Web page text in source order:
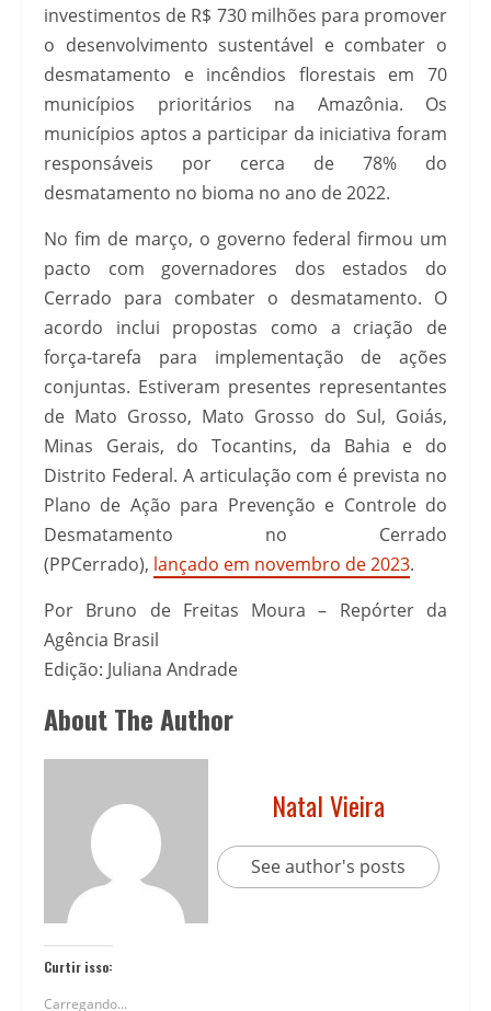
investimentos de R$ 730 milhões para promover
o desenvolvimento sustentável e combater o
desmatamento e incêndios florestais em 70
municípios prioritários na Amazônia. Os
municípios aptos a participar da iniciativa foram
responsáveis por cerca de 78% do
desmatamento no bioma no ano de 2022.
No fim de março, o governo federal firmou um
pacto com governadores dos estados do
Cerrado para combater o desmatamento. O
acordo inclui propostas como a criação de
força-tarefa para implementação de ações
conjuntas. Estiveram presentes representantes
de Mato Grosso, Mato Grosso do Sul, Goiás,
Minas Gerais, do Tocantins, da Bahia e do
Distrito Federal. A articulação com é prevista no
Plano de Ação para Prevenção e Controle do
Desmatamento no Cerrado
(PPCerrado), lançado em novembro de 2023.
Por Bruno de Freitas Moura – Repórter da
Agência Brasil
Edição: Juliana Andrade
About The Author
Natal Vieira
See author's posts
Curtir isso:
Carregando...